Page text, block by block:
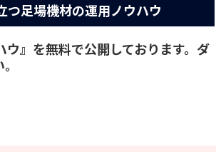
つ足場機材の運用ノウハウ
』を無料で公開しております。ダ